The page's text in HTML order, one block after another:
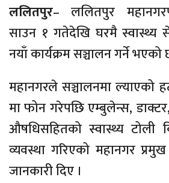
ललितपुर– ललितपुर
साउन १ गतेदेखि घरमै स्वास्थ्य
नयाँ कार्यक्रम सञ्चालन गर्ने भएको
महानगरले सञ्चालनमा ल्याएको
मा फोन गरेपछि एम्बुलेन्स,
औषधिसहितको स्वास्थ्य टोली
व्यवस्था गरिएको महानगर
जानकारी दिए ।